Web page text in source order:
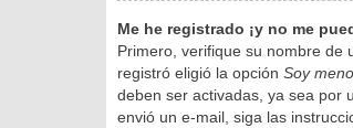
Me he registrado ¡y no me
Primero, verifique su nombre de
registró eligió la opción Soy
deben ser activadas, ya sea por
envió un e-mail, siga las